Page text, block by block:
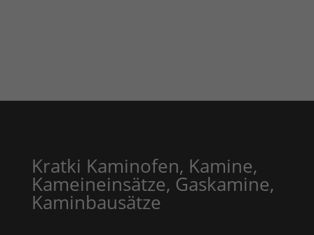
Kratki Kaminofen, Kamine,
Kameineinsätze, Gaskamine,
Kaminbausätze